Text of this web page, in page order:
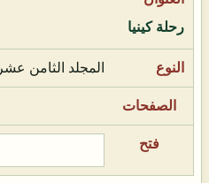
رحلة كينيا
المجلد الثامن عشر